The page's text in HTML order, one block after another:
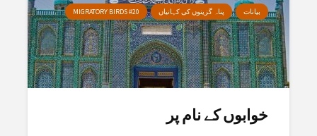
بیانات پناہ گزینوں کی کہانیاں MIGRATORY BIRDS #20
خوابوں کے نام پر